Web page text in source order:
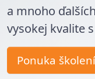
a mnoho
vysokej kvalite
Ponuka školení